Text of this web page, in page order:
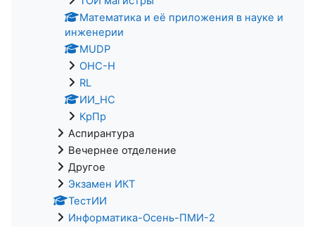
Математика и её приложения в науке и
инженерии
MUDP
ОНС-Н
RL
ИИ_НС
КрПр
Аспирантура
Вечернее отделение
Другое
Экзамен ИКТ
ТестИИ
Информатика-Осень-ПМИ-2